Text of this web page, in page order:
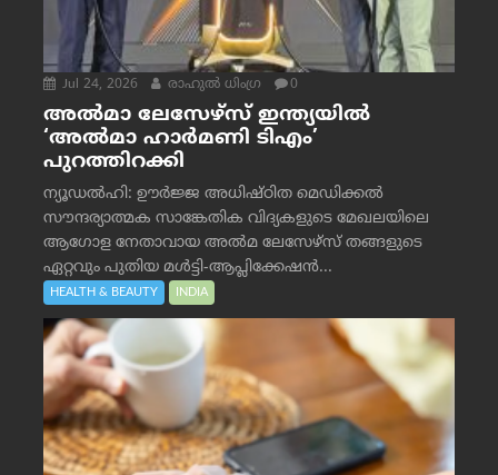
Jul 24, 2026 രാഹുല്‍ ധിംഗ്ര 0
അൽമാ ലേസേഴ്സ് ഇന്ത്യയിൽ
‘അൽമാ ഹാർമണി ടിഎം’
പുറത്തിറക്കി
ന്യൂഡൽഹി: ഊർജ്ജ അധിഷ്ഠിത മെഡിക്കൽ
സൗന്ദര്യാത്മക സാങ്കേതിക വിദ്യകളുടെ മേഖലയിലെ
ആഗോള നേതാവായ അൽമ ലേസേഴ്സ് തങ്ങളുടെ
ഏറ്റവും പുതിയ മൾട്ടി-ആപ്ലിക്കേഷൻ...
HEALTH & BEAUTY INDIA